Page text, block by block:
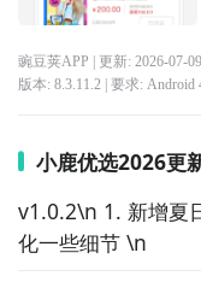
豌豆荚APP | 更新: 2026-07-
版本: 8.3.11.2| 要求: Android
小鹿优选2026更
v1.0.2\n 1. 新增夏
化一些细节 \n